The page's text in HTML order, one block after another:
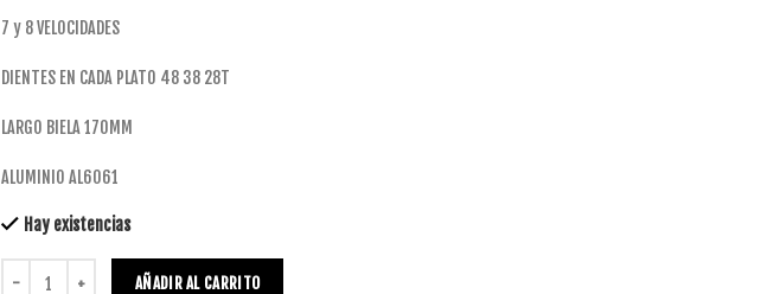
7 y 8 VELOCIDADES
DIENTES EN CADA PLATO 48 38 28T
LARGO BIELA 170MM
ALUMINIO AL6061
Hay existencias
AÑADIR AL CARRITO